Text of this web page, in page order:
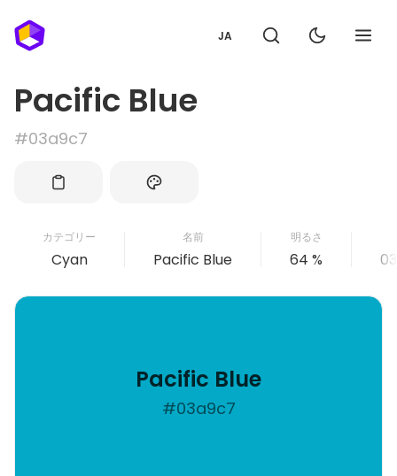
JA
Pacific Blue
#03a9c7
カテゴリー
Cyan
名前
Pacific Blue
明るさ
64 %
Pacific Blue
#03a9c7